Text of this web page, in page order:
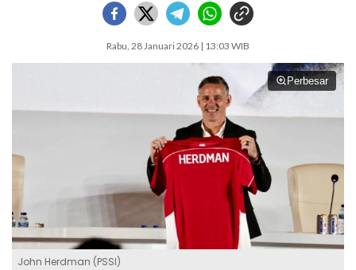
Rabu, 28 Januari 2026 | 13:03 WIB
Perbesar
John Herdman (PSSI)